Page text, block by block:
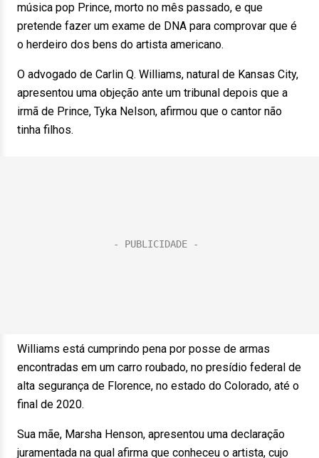
música pop Prince, morto no mês passado, e que
pretende fazer um exame de DNA para comprovar que é
o herdeiro dos bens do artista americano.
O advogado de Carlin Q. Williams, natural de Kansas City,
apresentou uma objeção ante um tribunal depois que a
irmã de Prince, Tyka Nelson, afirmou que o cantor não
tinha filhos.
Williams está cumprindo pena por posse de armas
encontradas em um carro roubado, no presídio federal de
alta segurança de Florence, no estado do Colorado, até o
final de 2020.
Sua mãe, Marsha Henson, apresentou uma declaração
juramentada na qual afirma que conheceu o artista, cujo